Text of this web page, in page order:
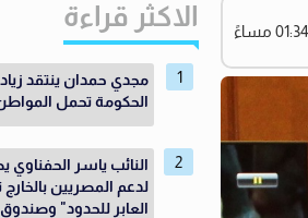
الاكثر قراءة
مجدي حمدان ينتقد
الحكومة تحمل
النائب ياسر
لدعم المصريين
العابر للحدود"